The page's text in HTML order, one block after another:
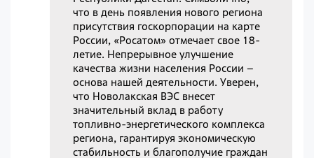
что в день появления нового региона
присутствия госкорпорации на карте
России, «Росатом» отмечает свое 18-
летие. Непрерывное улучшение
качества жизни населения России –
основа нашей деятельности. Уверен,
что Новолакская ВЭС внесет
значительный вклад в работу
топливно-энергетического комплекса
региона, гарантируя экономическую
стабильность и благополучие граждан